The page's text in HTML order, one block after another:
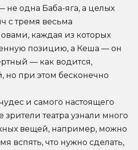
не одна Баба-яга, а целых
с тремя весьма
каждая из которых
позицию, а Кеша — он
— как водится,
но при этом бесконечно
и самого настоящего
театра узнали много
вещей, например, можно
вспять, что нужно сделать,